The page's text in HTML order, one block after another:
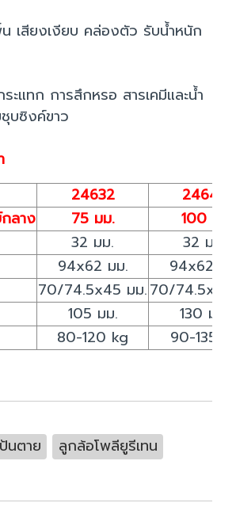
เสียงเงียบ คล่องตัว รับนํ้าหนัก
ะแทก การสึกหรอ สารเคมีและนํ้า
บซิงค์ขาว
24632
24649
ลาง
75 มม.
100 มม.
32 มม.
32 มม.
94x62 มม.
94x62 ม
70/74.5x45 มม.70/74.5x45
105 มม.
130 มม.
80-120 kg 90-135
นตาย ลูกล้อโพลียูรีเทน